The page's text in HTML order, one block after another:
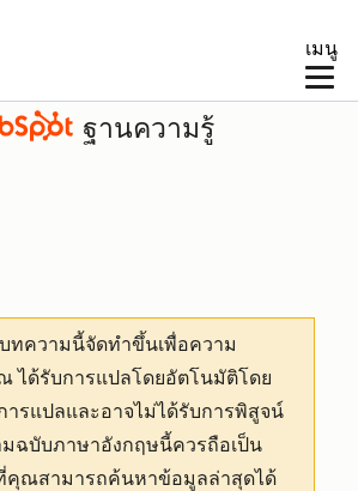
เมนู
ฐานความรู้
บทความนี้จัดทำขึ้นเพื่อความ
ณได้รับการแปลโดยอัตโนมัติโดย
รแปลและอาจไม่ได้รับการพิสูจน์
ฉบับภาษาอังกฤษนี้ควรถือเป็น
คุณสามารถค้นหาข้อมูลล่าสุดได้